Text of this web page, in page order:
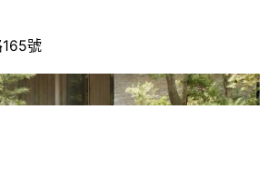
號